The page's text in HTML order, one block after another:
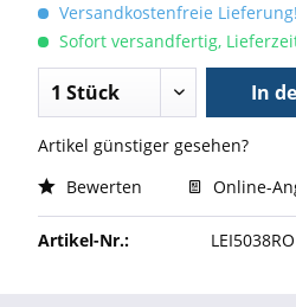
Versandkostenfreie Lieferung!
Sofort versandfertig,
In
Artikel günstiger gesehen?
Bewerten
Online-
Artikel-Nr.: LEI5038RO